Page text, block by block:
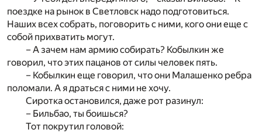
поездке на рынок в Светловск надо подготовиться.
Наших всех собрать, поговорить с ними, кого они еще с
собой прихватить могут.
– А зачем нам армию собирать? Кобылкин же
говорил, что этих пацанов от силы человек пять.
– Кобылкин еще говорил, что они Малашенко ребра
поломали. А я драться с ними не хочу.
Сиротка остановился, даже рот разинул:
– Бильбао, ты боишься?
Тот покрутил головой: